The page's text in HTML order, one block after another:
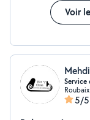
Voir
Service
5/5